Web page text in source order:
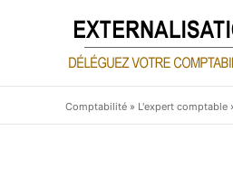
Comptabilité » L'expert comptable